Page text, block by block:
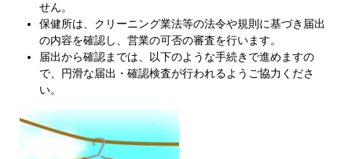
せん。
保健所は、クリーニング業法等の法令や規則に基づき届出
の内容を確認し、営業の可否の審査を行います。
届出から確認までは、以下のような手続きで進めますの
で、円滑な届出・確認検査が行われるようご協力くださ
い。